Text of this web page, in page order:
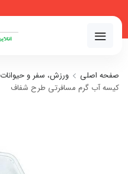
صفحه اصلی ورزش، سفر و حیوانات
کیسه آب گرم مسافرتی طرح شفاف